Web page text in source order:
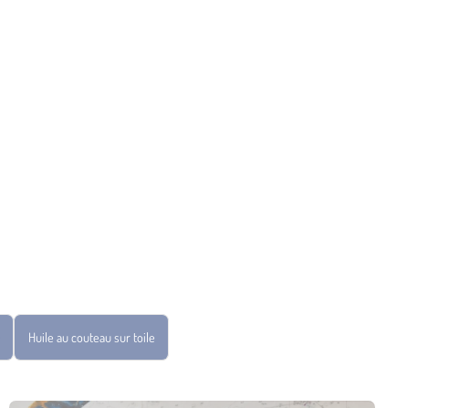
Huile au couteau sur toile